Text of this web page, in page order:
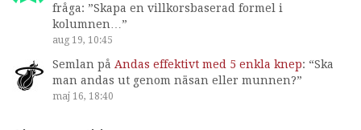
fråga: ”Skapa en villkorsbaserad formel i
kolumnen…”
aug 19, 10:45
Semlan på Andas effektivt med 5 enkla knep: “Ska
man andas ut genom näsan eller munnen?”
maj 16, 18:40